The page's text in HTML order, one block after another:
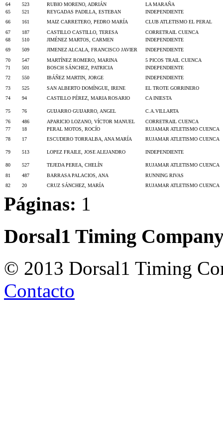
64
523 RUBIO MORENO, ADRIÁN
LA MARAÑA
65
521 REYGADAS PADILLA, ESTEBAN
INDEPENDIENTE
66
161 MAIZ CARRETERO, PEDRO MARÍA
CLUB ATLETISMO EL PERAL
67
187 CASTILLO CASTILLO, TERESA
CORRETRAIL CUENCA
68
510 JIMÉNEZ MARTOS, CARMEN
INDEPENDIENTE
69
509 JIMENEZ ALCALA, FRANCISCO JAVIER
INDEPENDIENTE
70
547 MARTÍNEZ ROMERO, MARINA
5 PICOS TRAIL CUENCA
71
501 BOSCH SÁNCHEZ, PATRICIA
INDEPENDIENTE
72
550 IBÁÑEZ MARTIN, JORGE
INDEPENDIENTE
73
525 SAN ALBERTO DOMÍNGUE, IRENE
EL TROTE GORRINERO
74
94 CASTILLO PÉREZ, MARIA ROSARIO CA INIESTA
75 76 GUIJARRO GUIJARRO, ANGEL
C.A.VILLARTA
76
486 APARICIO LOZANO, VÍCTOR MANUEL
CORRETRAIL CUENCA
77
18 PERAL MOTOS, ROCÍO
RUJAMAR ATLETISMO CUENCA
78
17 ESCUDERO TORRALBA, ANA MARÍA RUJAMAR ATLETISMO CUENCA
79 513 LOPEZ FRAILE, JOSE ALEJANDRO INDEPENDIENTE
80 527 TEJEDA PEREA, CHELÍN
RUJAMAR ATLETISMO CUENCA
81
487 BARRASA PALACIOS, ANA
RUNNING RIVAS
82
20 CRUZ SÁNCHEZ, MARÍA RUJAMAR ATLETISMO CUENCA
Páginas: 1
Dorsal1 Timing
© 2013 Dorsal1 Timing
Contacto